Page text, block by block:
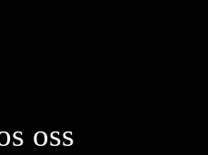
oss